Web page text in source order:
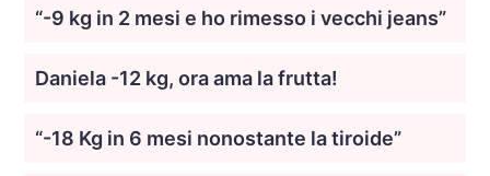
“-9 kg in 2 mesi e ho rimesso i vecchi jeans”
Daniela -12 kg, ora ama la frutta!
“-18 Kg in 6 mesi nonostante la tiroide”